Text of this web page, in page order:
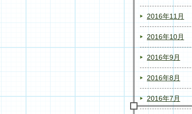
2016年11月
2016年10月
2016年9月
2016年8月
2016年7月